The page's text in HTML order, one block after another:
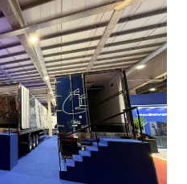
Contato